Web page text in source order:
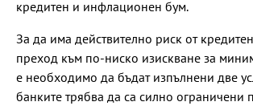
кредитен и инфлационен бум.
За да има действително риск от
преход към по-ниско изискване за
е необходимо да бъдат изпълнени две
банките трябва да са силно ограничени